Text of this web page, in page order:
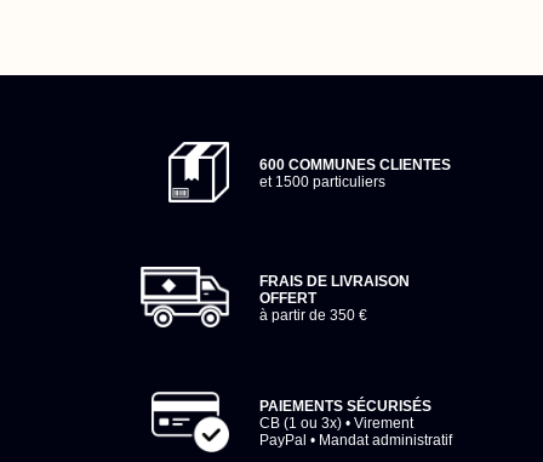
600 COMMUNES CLIENTES
et 1500 particuliers
FRAIS DE LIVRAISON
OFFERT
à partir de 350 €
PAIEMENTS SÉCURISÉS
CB (1 ou 3x) • Virement
PayPal • Mandat administratif